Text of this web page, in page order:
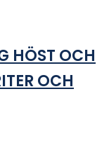
HÖST OCH
OCH